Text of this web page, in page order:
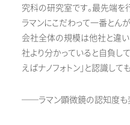
究科の研究室です。最先端を
ラマンにこだわって一番とん
会社全体の規模は他社と違い
社より分かっていると自負し
えばナノフォトン」と認識して
──ラマン顕微鏡の認知度も